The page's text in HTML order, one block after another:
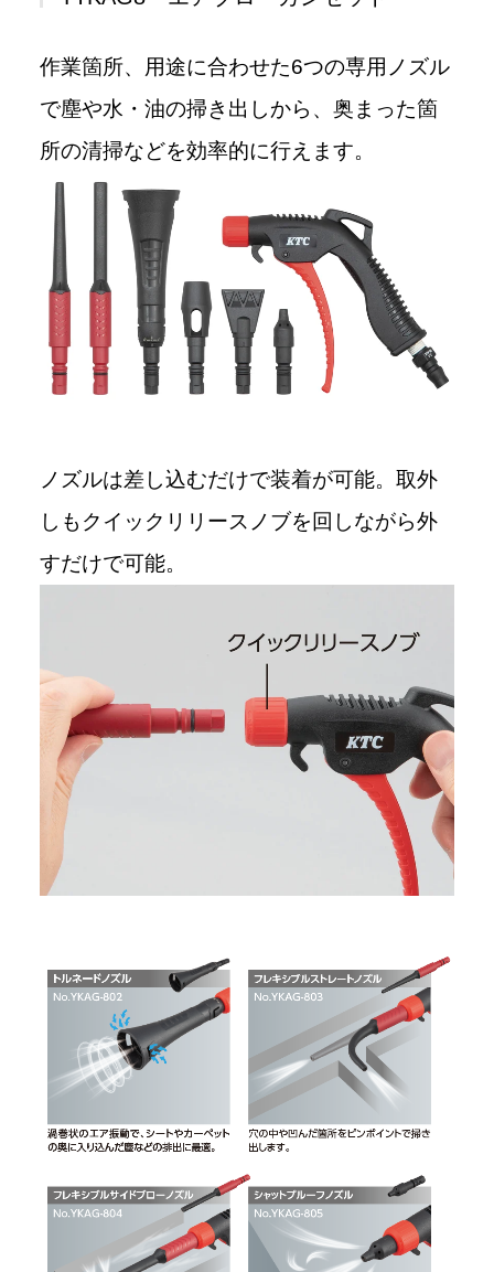
作業箇所、用途に合わせた6つの専用ノズル
で塵や水・油の掃き出しから、奥まった箇
所の清掃などを効率的に行えます。
ノズルは差し込むだけで装着が可能。取外
しもクイックリリースノブを回しながら外
すだけで可能。